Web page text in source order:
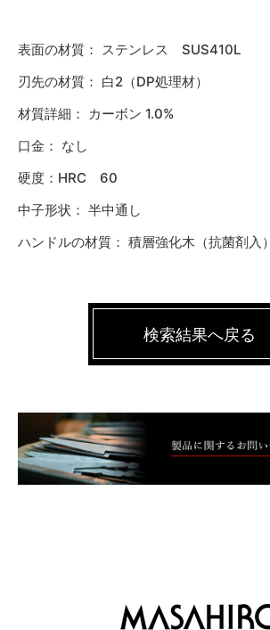
表面の材質： ステンレス SUS410L
刃先の材質： 白2（DP処理材）
材質詳細： カーボン 1.0%
口金： なし
硬度：HRC 60
中子形状： 半中通し
ハンドルの材質： 積層強化木（抗菌剤入）
検索結果へ戻る